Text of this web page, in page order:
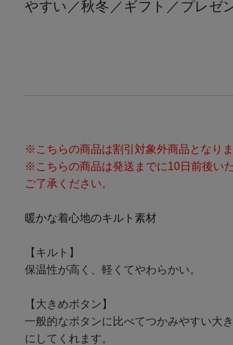
やすい／秋冬／ギフト／プレゼ
※こちらの商品は割引対象外商品となり
※こちらの商品は発送までに10日前後いた
ご了承ください。
暖かな着心地のキルト素材
【キルト】
保温性が高く、軽くてやわらかい。
【大きめボタン】
一般的なボタンに比べてつかみやすい大
にしてくれます。